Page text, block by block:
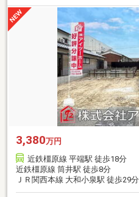
3,380万円
近鉄橿原線 平端駅 徒歩18分
近鉄橿原線 筒井駅 徒歩8分
ＪＲ関西本線 大和小泉駅 徒歩29分